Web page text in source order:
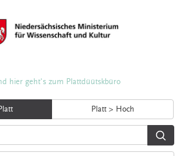
hier geht's zum Plattdüütskbüro
Platt > Hoch